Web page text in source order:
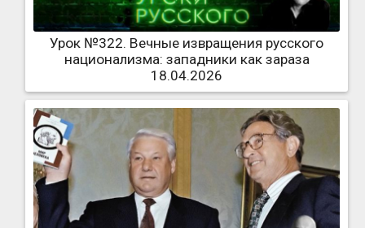
Урок №322. Вечные извращения русского
национализма: западники как зараза
18.04.2026